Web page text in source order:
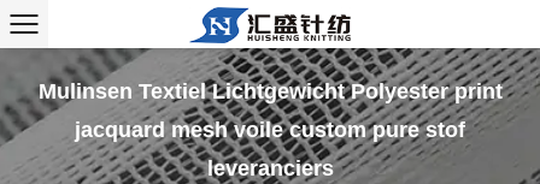
Mulinsen Textiel Lichtgewicht Polyester print
jacquard mesh voile custom pure stof
leveranciers